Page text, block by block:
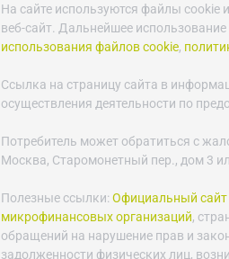
На сайте используются файлы cookie
веб-сайт. Дальнейшее использование
использования файлов cookie,
Ссылка на страницу сайта в
осуществления деятельности по
Потребитель может обратиться с
Москва, Старомонетный пер., дом 3
Полезные ссылки: Официальный сайт
микрофинансовых организаций,
обращений на нарушение прав и
задолженности физических лиц,